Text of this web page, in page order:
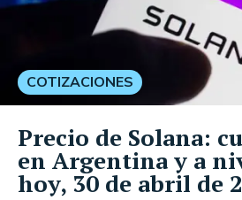
COTIZACIONES
Precio de Solana:
en Argentina y a
hoy, 30 de abril de